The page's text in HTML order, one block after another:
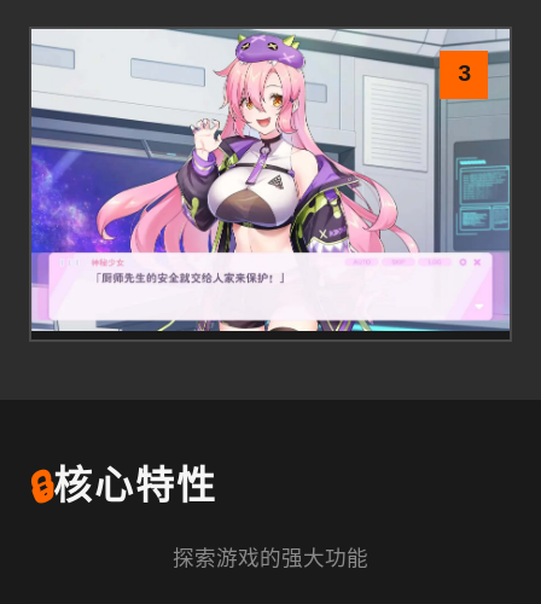
3
🔒核心特性
探索游戏的强大功能